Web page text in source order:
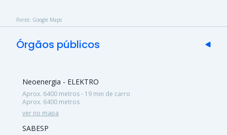
Fonte: Google Maps
Órgãos públicos
Neoenergia - ELEKTRO
Aprox. 6400 metros - 19 min de carro
Aprox. 6400 metros
ver no mapa
SABESP